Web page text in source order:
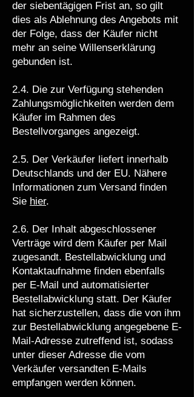
der siebentägigen Frist an, so gilt
dies als Ablehnung des Angebots mit
der Folge, dass der Käufer nicht
mehr an seine Willenserklärung
gebunden ist.
2.4. Die zur Verfügung stehenden
Zahlungsmöglichkeiten werden dem
Käufer im Rahmen des
Bestellvorganges angezeigt.
2.5. Der Verkäufer liefert innerhalb
Deutschlands und der EU. Nähere
Informationen zum Versand finden
Sie hier.
2.6. Der Inhalt abgeschlossener
Verträge wird dem Käufer per Mail
zugesandt. Bestellabwicklung und
Kontaktaufnahme finden ebenfalls
per E-Mail und automatisierter
Bestellabwicklung statt. Der Käufer
hat sicherzustellen, dass die von ihm
zur Bestellabwicklung angegebene E-
Mail-Adresse zutreffend ist, sodass
unter dieser Adresse die vom
Verkäufer versandten E-Mails
empfangen werden können.